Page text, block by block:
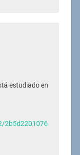
estudiado en
2b5d2201076